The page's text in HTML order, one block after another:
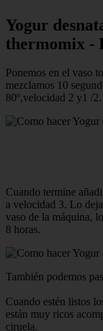
Yogur
thermomix -
Ponemos en el vaso
mezclamos 10
80º,velocidad 2 y1 /2.
Cuando termine
a velocidad 3. Lo
vaso de la máquina,
8 horas.
También podemos
Cuando estén listos
están muy ricos
ciruela.